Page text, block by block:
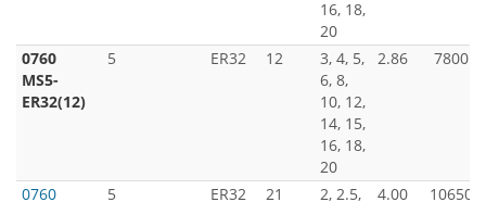
16, 18,
20
0760
MS5-
ER32(12)
5 ER32 12
3, 4, 5,
6, 8,
10, 12,
14, 15,
16, 18,
20
2.86 7800
0760
5 ER32 21
2, 2.5,
4.00 10650